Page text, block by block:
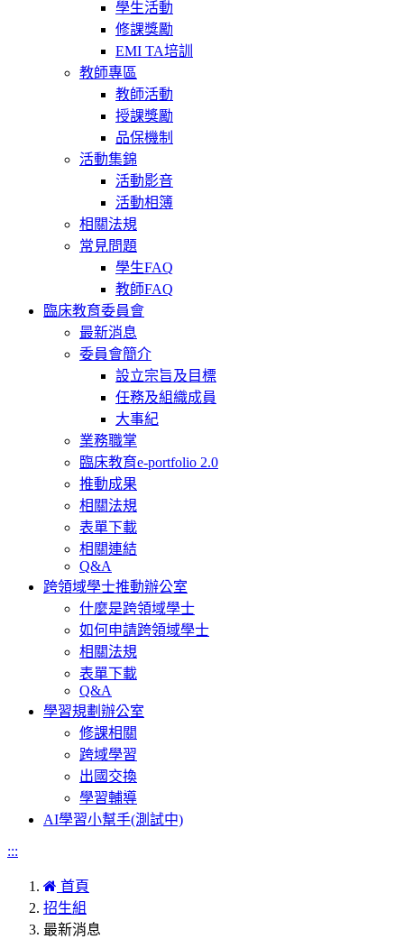
學生活動
修課獎勵
EMI TA培訓
教師專區
教師活動
授課獎勵
品保機制
活動集錦
活動影音
活動相簿
相關法規
常見問題
學生FAQ
教師FAQ
臨床教育委員會
最新消息
委員會簡介
設立宗旨及目標
任務及組織成員
大事紀
業務職掌
臨床教育e-portfolio 2.0
推動成果
相關法規
表單下載
相關連結
Q&A
跨領域學士推動辦公室
什麼是跨領域學士
如何申請跨領域學士
相關法規
表單下載
Q&A
學習規劃辦公室
修課相關
跨域學習
出國交換
學習輔導
AI學習小幫手(測試中)
:::
首頁
招生組
最新消息